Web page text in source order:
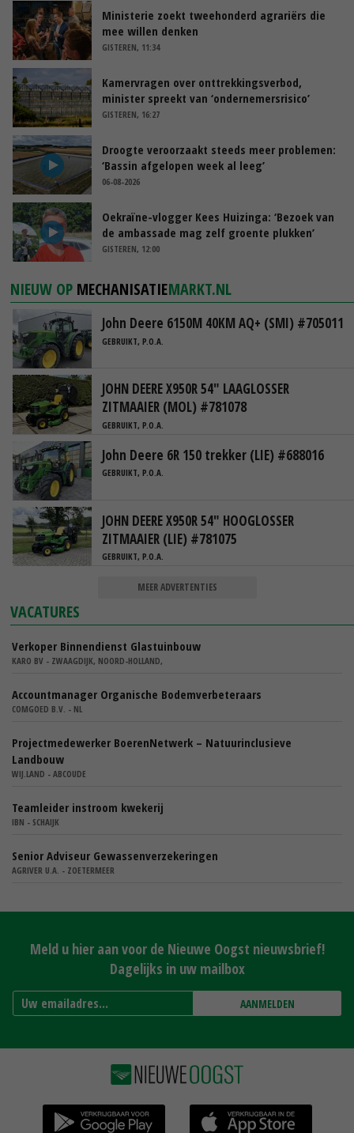
Ministerie zoekt tweehonderd agrariërs die
mee willen denken
GISTEREN, 11:34
Kamervragen over onttrekkingsverbod,
minister spreekt van ‘ondernemersrisico’
GISTEREN, 16:27
Droogte veroorzaakt steeds meer problemen:
‘Bassin afgelopen week al leeg’
06-08-2026
Oekraïne-vlogger Kees Huizinga: ‘Bezoek van
de ambassade mag zelf groente plukken’
GISTEREN, 12:00
NIEUW OP MECHANISATIEMARKT.NL
John Deere 6150M 40KM AQ+ (SMI) #705011
GEBRUIKT, P.O.A.
JOHN DEERE X950R 54" LAAGLOSSER
ZITMAAIER (MOL) #781078
GEBRUIKT, P.O.A.
John Deere 6R 150 trekker (LIE) #688016
GEBRUIKT, P.O.A.
JOHN DEERE X950R 54" HOOGLOSSER
ZITMAAIER (LIE) #781075
GEBRUIKT, P.O.A.
MEER ADVERTENTIES
VACATURES
Verkoper Binnendienst Glastuinbouw
KARO BV - ZWAAGDIJK, NOORD-HOLLAND,
Accountmanager Organische Bodemverbeteraars
COMGOED B.V. - NL
Projectmedewerker BoerenNetwerk – Natuurinclusieve
Landbouw
WIJ.LAND - ABCOUDE
Teamleider instroom kwekerij
IBN - SCHAIJK
Senior Adviseur Gewassenverzekeringen
AGRIVER U.A. - ZOETERMEER
Meld u hier aan voor de Nieuwe Oogst nieuwsbrief!
Dagelijks in uw mailbox
AANMELDEN